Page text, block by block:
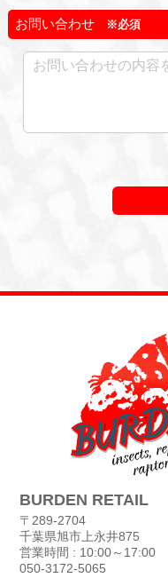
お問い合わせ
BURDEN RETAIL
〒289-2704
千葉県旭市上永井875
営業時間 : 10:00～17:00
050-3172-5065